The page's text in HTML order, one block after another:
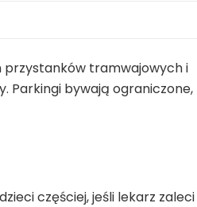
przystanków tramwajowych i
Parkingi bywają ograniczone,
częściej, jeśli lekarz zaleci